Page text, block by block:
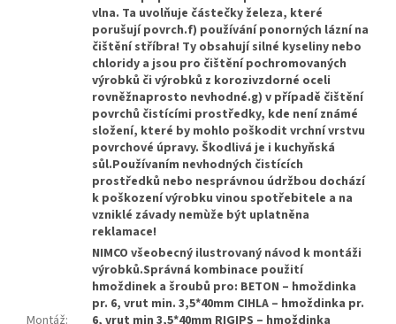
vlna. Ta uvolňuje částečky železa, které
porušují povrch.f) používání ponorných lázní na
čištění stříbra! Ty obsahují silné kyseliny nebo
chloridy a jsou pro čištění pochromovaných
výrobků či výrobků z korozivzdorné oceli
rovněžnaprosto nevhodné.g) v případě čištění
povrchů čistícími prostředky, kde není známé
složení, které by mohlo poškodit vrchní vrstvu
povrchové úpravy. Škodlivá je i kuchyňská
sůl.Používaním nevhodných čistících
prostředků nebo nesprávnou údržbou dochází
k poškození výrobku vinou spotřebitele a na
vzniklé závady nemùže být uplatněna
reklamace!
NIMCO všeobecný ilustrovaný návod k montáži
výrobků.Správná kombinace použití
hmoždinek a šroubů pro: BETON – hmoždinka
pr. 6, vrut min. 3,5*40mm CIHLA – hmoždinka pr.